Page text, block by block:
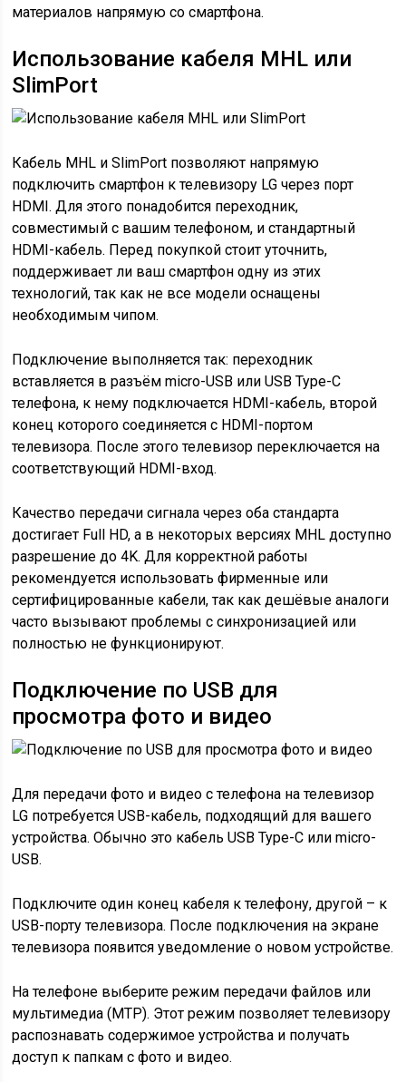
материалов напрямую со смартфона.
Использование кабеля MHL или
SlimPort
Кабель MHL и SlimPort позволяют напрямую
подключить смартфон к телевизору LG через порт
HDMI. Для этого понадобится переходник,
совместимый с вашим телефоном, и стандартный
HDMI-кабель. Перед покупкой стоит уточнить,
поддерживает ли ваш смартфон одну из этих
технологий, так как не все модели оснащены
необходимым чипом.
Подключение выполняется так: переходник
вставляется в разъём micro-USB или USB Type-C
телефона, к нему подключается HDMI-кабель, второй
конец которого соединяется с HDMI-портом
телевизора. После этого телевизор переключается на
соответствующий HDMI-вход.
Качество передачи сигнала через оба стандарта
достигает Full HD, а в некоторых версиях MHL доступно
разрешение до 4K. Для корректной работы
рекомендуется использовать фирменные или
сертифицированные кабели, так как дешёвые аналоги
часто вызывают проблемы с синхронизацией или
полностью не функционируют.
Подключение по USB для
просмотра фото и видео
Для передачи фото и видео с телефона на телевизор
LG потребуется USB-кабель, подходящий для вашего
устройства. Обычно это кабель USB Type-C или micro-
USB.
Подключите один конец кабеля к телефону, другой – к
USB-порту телевизора. После подключения на экране
телевизора появится уведомление о новом устройстве.
На телефоне выберите режим передачи файлов или
мультимедиа (MTP). Этот режим позволяет телевизору
распознавать содержимое устройства и получать
доступ к папкам с фото и видео.